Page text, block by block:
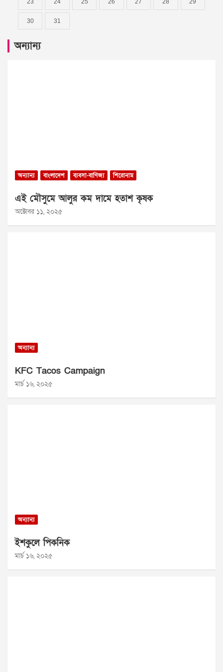
23 24 25 26 27 28 29
30 31
অন্যান্য
অন্যান্য বাংলাদেশ ব্যবসা-বাণিজ্য শিরোনাম
এই মৌসুমে আলুর কম দামে হতাশ কৃষক
অক্টোবর ১১, ২০২৫
অন্যান্য
KFC Tacos Campaign
মার্চ ১৬, ২০২৫
অন্যান্য
ইশকুলে পিকনিক
মার্চ ১৬, ২০২৫